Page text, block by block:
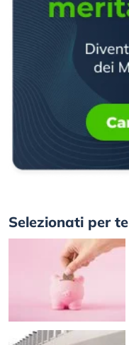
Selezionati per te